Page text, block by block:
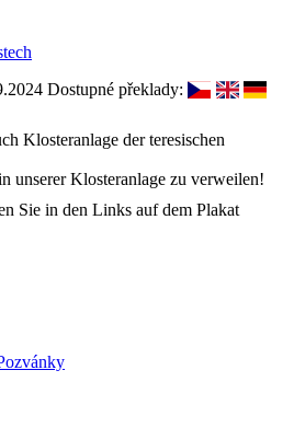
Dostupné překlady:
Klosteranlage der teresischen
unserer Klosteranlage zu verweilen!
Sie in den Links auf dem Plakat